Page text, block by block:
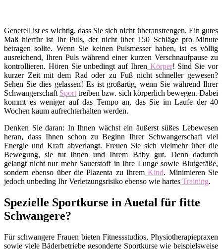
Generell ist es wichtig, dass Sie sich nicht überanstrengen. Ein gutes
Maß hierfür ist Ihr Puls, der nicht über 150 Schläge pro Minute
betragen sollte. Wenn Sie keinen Pulsmesser haben, ist es völlig
ausreichend, Ihren Puls während einer kurzen Verschnaufpause zu
kontrollieren. Hören Sie unbedingt auf Ihren Körper! Sind Sie vor
kurzer Zeit mit dem Rad oder zu Fuß nicht schneller gewesen?
Sehen Sie dies gelassen! Es ist großartig, wenn Sie während Ihrer
Schwangerschaft Sport treiben bzw. sich körperlich bewegen. Dabei
kommt es weniger auf das Tempo an, das Sie im Laufe der 40
Wochen kaum aufrechterhalten werden.
Denken Sie daran: In Ihnen wächst ein äußerst süßes Lebewesen
heran, dass Ihnen schon zu Beginn Ihrer Schwangerschaft viel
Energie und Kraft abverlangt. Freuen Sie sich vielmehr über die
Bewegung, sie tut Ihnen und Ihrem Baby gut. Denn dadurch
gelangt nicht nur mehr Sauerstoff in Ihre Lunge sowie Blutgefäße,
sondern ebenso über die Plazenta zu Ihrem Kind. Minimieren Sie
jedoch unbeding Ihr Verletzungsrisiko ebenso wie hartes Training.
Spezielle Sportkurse in Auetal für fitte
Schwangere?
Für schwangere Frauen bieten Fitnessstudios, Physiotherapiepraxen
sowie viele Bäderbetriebe gesonderte Sportkurse wie beispielsweise